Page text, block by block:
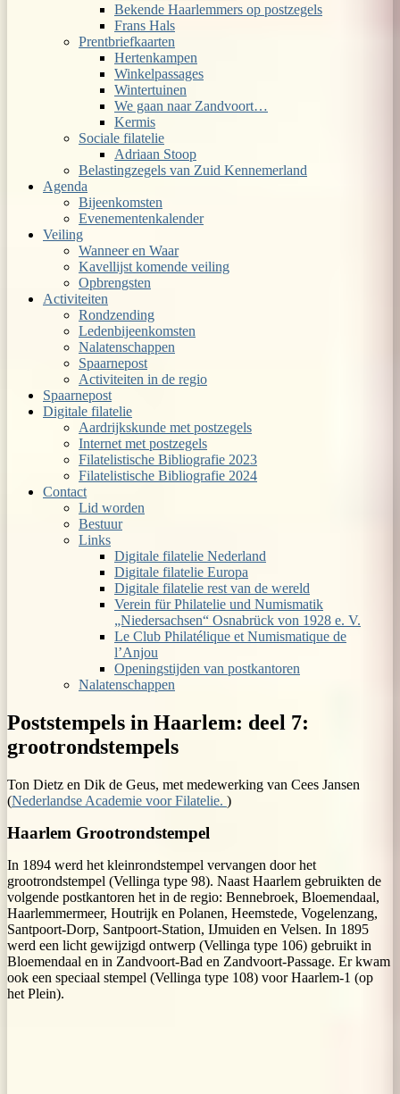
Bekende Haarlemmers op postzegels
Frans Hals
Prentbriefkaarten
Hertenkampen
Winkelpassages
Wintertuinen
We gaan naar Zandvoort…
Kermis
Sociale filatelie
Adriaan Stoop
Belastingzegels van Zuid Kennemerland
Agenda
Bijeenkomsten
Evenementenkalender
Veiling
Wanneer en Waar
Kavellijst komende veiling
Opbrengsten
Activiteiten
Rondzending
Ledenbijeenkomsten
Nalatenschappen
Spaarnepost
Activiteiten in de regio
Spaarnepost
Digitale filatelie
Aardrijkskunde met postzegels
Internet met postzegels
Filatelistische Bibliografie 2023
Filatelistische Bibliografie 2024
Contact
Lid worden
Bestuur
Links
Digitale filatelie Nederland
Digitale filatelie Europa
Digitale filatelie rest van de wereld
Verein für Philatelie und Numismatik
„Niedersachsen“ Osnabrück von 1928 e. V.
Le Club Philatélique et Numismatique de
l’Anjou
Openingstijden van postkantoren
Nalatenschappen
Poststempels in Haarlem: deel 7:
grootrondstempels
Ton Dietz en Dik de Geus, met medewerking van Cees Jansen
(Nederlandse Academie voor Filatelie. )
Haarlem Grootrondstempel
In 1894 werd het kleinrondstempel vervangen door het
grootrondstempel (Vellinga type 98). Naast Haarlem gebruikten de
volgende postkantoren het in de regio: Bennebroek, Bloemendaal,
Haarlemmermeer, Houtrijk en Polanen, Heemstede, Vogelenzang,
Santpoort-Dorp, Santpoort-Station, IJmuiden en Velsen. In 1895
werd een licht gewijzigd ontwerp (Vellinga type 106) gebruikt in
Bloemendaal en in Zandvoort-Bad en Zandvoort-Passage. Er kwam
ook een speciaal stempel (Vellinga type 108) voor Haarlem-1 (op
het Plein).